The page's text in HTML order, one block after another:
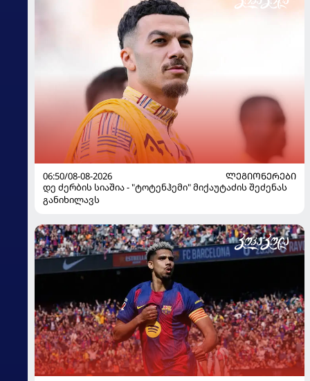
06:50/08-08-2026
ᲚᲔᲒᲘᲝᲜᲔᲠᲔᲑᲘ
დე ძერბის სიაშია - "ტოტენჰემი" მიქაუტაძის შეძენას
განიხილავს